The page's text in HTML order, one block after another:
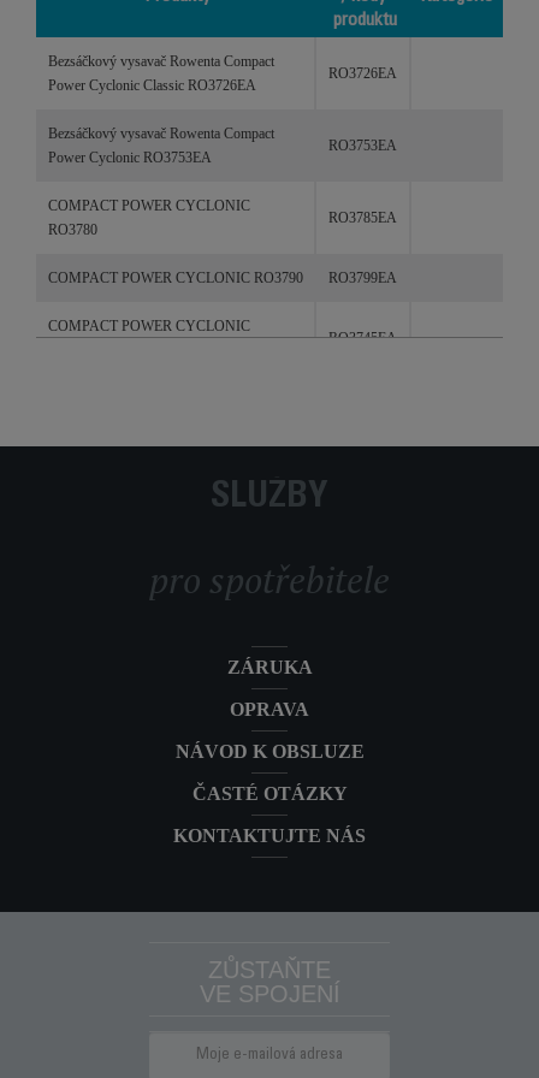
produktu
/ kódy
Bezsáčkový vysavač Rowenta Compact
Power Cyclonic Classic RO3726EA
RO3726EA
Bezsáčkový vysavač Rowenta Compact
Power Cyclonic RO3753EA
RO3753EA
COMPACT POWER CYCLONIC
RO3780
RO3785EA
COMPACT POWER CYCLONIC RO3790 RO3799EA
COMPACT POWER CYCLONIC
RO3745EA
COMPACT POWER CYCLONIC HOME
SLUŽBY
pro spotřebitele
ZÁRUKA
OPRAVA
NÁVOD K OBSLUZE
ČASTÉ OTÁZKY
KONTAKTUJTE NÁS
ZŮSTAŇTE
VE SPOJENÍ